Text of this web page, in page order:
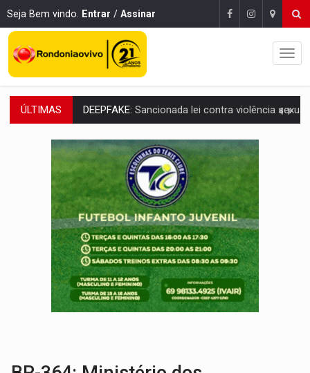
Seja Bem vindo. Entrar / Assinar
ÚLTIMAS COLEGIADO:Brasil e Rússia discutem energia nuclear, defesa e
URGENTE:Colisão entre caminhão e carro deixa quatro mortos e um em
ENCONTRO:Amazônia Negra ganha projeção nacional com participação de
PREVISÃO:Porto Velho tem chances de chuvas isoladas nesta
SINDICATOS UNIDOS:Assembleia Geral delibera greve da educação
PROCESSO SELETIVO:Rondoniaovivo abre oficina de Comunicação com
AGOSTO LILÁS:MPRO lança de portal e promove reflexão sobre trajetória da
REGULARIZAÇÃO:Refis 2026 segue até o fim do ano para